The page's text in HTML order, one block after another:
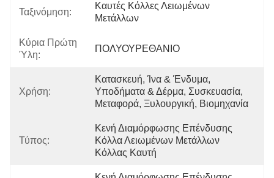
Ταξινόμηση:
Καυτές Κόλλες Λειωμένων
Μετάλλων
Κύρια Πρώτη
Ύλη:
ΠΟΛΥΟΥΡΕΘΑΝΙΟ
Χρήση:
Κατασκευή, Ίνα & Ένδυμα,
Υποδήματα & Δέρμα, Συσκευασία,
Μεταφορά, Ξυλουργική, Βιομηχανία
Τύπος:
Κενή Διαμόρφωσης Επένδυσης
Κόλλα Λειωμένων Μετάλλων
Κόλλας Καυτή